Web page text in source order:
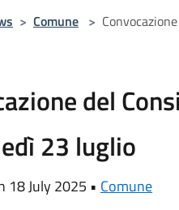
> Comune >
del
23 luglio
18 July 2025 • Comune